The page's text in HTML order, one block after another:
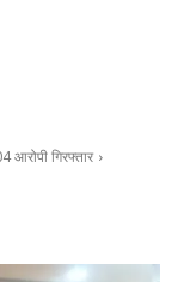
गिरफ्तार